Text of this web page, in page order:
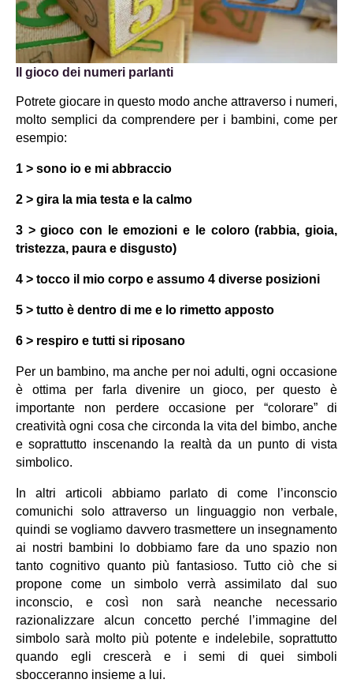
Il gioco dei numeri parlanti
Potrete giocare in questo modo anche attraverso i numeri,
molto semplici da comprendere per i bambini, come per
esempio:
1 > sono io e mi abbraccio
2 > gira la mia testa e la calmo
3 > gioco con le emozioni e le coloro (rabbia, gioia,
tristezza, paura e disgusto)
4 > tocco il mio corpo e assumo 4 diverse posizioni
5 > tutto è dentro di me e lo rimetto apposto
6 > respiro e tutti si riposano
Per un bambino, ma anche per noi adulti, ogni occasione
è ottima per farla divenire un gioco, per questo è
importante non perdere occasione per “colorare” di
creatività ogni cosa che circonda la vita del bimbo, anche
e soprattutto inscenando la realtà da un punto di vista
simbolico.
In altri articoli abbiamo parlato di come l’inconscio
comunichi solo attraverso un linguaggio non verbale,
quindi se vogliamo davvero trasmettere un insegnamento
ai nostri bambini lo dobbiamo fare da uno spazio non
tanto cognitivo quanto più fantasioso. Tutto ciò che si
propone come un simbolo verrà assimilato dal suo
inconscio, e così non sarà neanche necessario
razionalizzare alcun concetto perché l’immagine del
simbolo sarà molto più potente e indelebile, soprattutto
quando egli crescerà e i semi di quei simboli
sbocceranno insieme a lui.